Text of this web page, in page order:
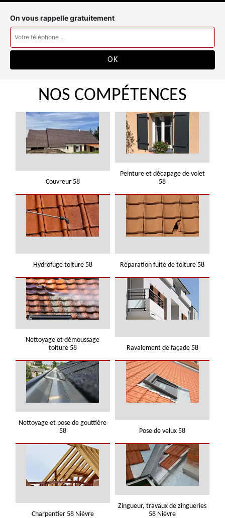
On vous rappelle gratuitement
NOS COMPÉTENCES
Couvreur 58
Peinture et décapage de volet
58
Hydrofuge toiture 58 Réparation fuite de toiture 58
Nettoyage et démoussage
toiture 58
Ravalement de façade 58
Nettoyage et pose de gouttière
58
Pose de velux 58
Charpentier 58 Nièvre
Zingueur, travaux de zingueries
58 Nièvre